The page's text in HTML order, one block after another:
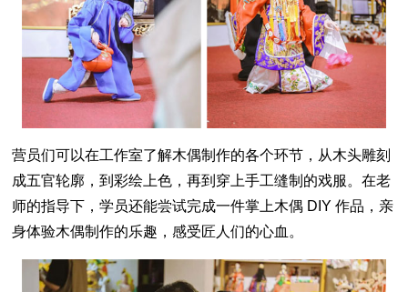
营员们可以在工作室了解木偶制作的各个环节，从木头雕刻
成五官轮廓，到彩绘上色，再到穿上手工缝制的戏服。在老
师的指导下，学员还能尝试完成一件掌上木偶 DIY 作品，亲
身体验木偶制作的乐趣，感受匠人们的心血。